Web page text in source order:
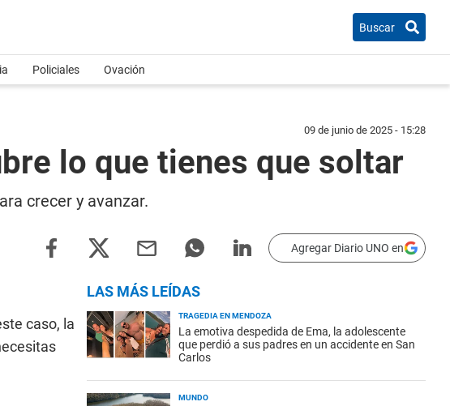
Buscar
Policiales Ovación
09 de junio de 2025 - 15:28
lo que tienes que soltar
crecer y avanzar.
Agregar Diario UNO en
caso, la
LAS MÁS LEÍDAS
TRAGEDIA EN MENDOZA
La emotiva despedida de Ema, la adolescente
que perdió a sus padres en un accidente en San
Carlos
MUNDO